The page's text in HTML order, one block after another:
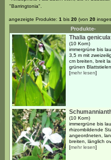
"Barringtonia".
angezeigte Produkte: 1 bis 20 (von 20
Produkte-
Thalia
(10 Korn)
immergrüne bis
3,5 m mit
cm breiten, breit
grünen
[mehr lesen]
(10 Korn)
immergrüne bis
rhizombildende
angeordneten,
breiten, länglich
[mehr lesen]